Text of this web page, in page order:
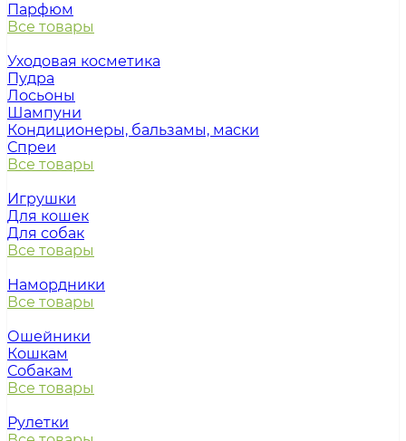
Парфюм
Все товары
Уходовая косметика
Пудра
Лосьоны
Шампуни
Кондиционеры, бальзамы, маски
Спреи
Все товары
Игрушки
Для кошек
Для собак
Все товары
Намордники
Все товары
Ошейники
Кошкам
Собакам
Все товары
Рулетки